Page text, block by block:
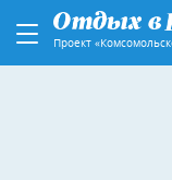
Проект